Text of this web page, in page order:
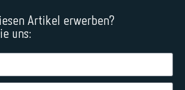
Artikel erwerben?
uns: